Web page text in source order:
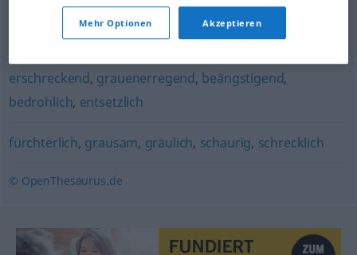
schauderhaft,schauerlich schrecklich,schaurig
erschreckend, grauenerregend, beängstigend,
bedrohlich, entsetzlich
fürchterlich, grausam, gräulich, schaurig, schrecklich
© OpenThesaurus.de
Mehr Optionen Akzeptieren